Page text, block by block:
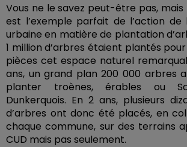
Vous ne le savez peut-être pas, mais
est l’exemple parfait de l’action de
urbaine en matière de plantation
1 million d’arbres étaient plantés
pièces cet espace naturel
ans, un grand plan 200 000 arbres
planter troènes, érables ou
Dunkerquois. En 2 ans, plusieurs
d’arbres ont donc été placés, en
chaque commune, sur des terrains
CUD mais pas seulement.